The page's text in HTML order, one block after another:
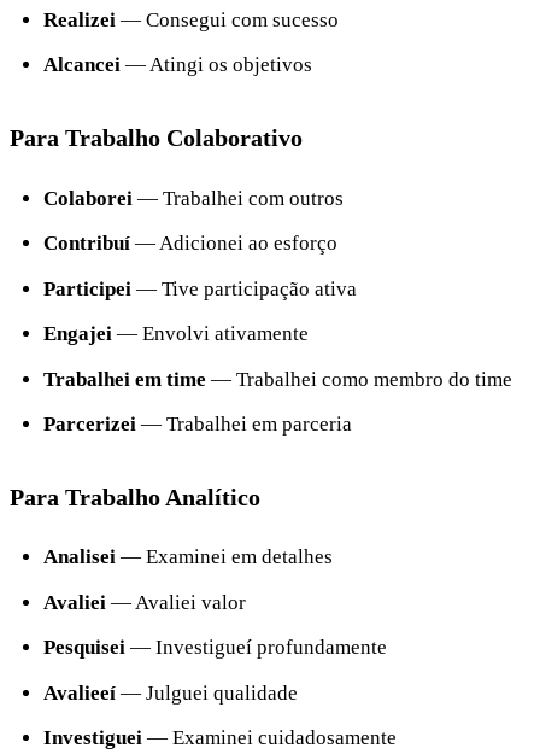
Realizei— Consegui com sucesso
Alcancei— Atingi os objetivos
Para Trabalho Colaborativo
Colaborei — Trabalhei com outros
Contribuí— Adicionei ao esforço
Participei — Tive participação ativa
Engajei— Envolvi ativamente
Trabalhei em time — Trabalhei como membro do time
Parcerizei— Trabalhei em parceria
Para Trabalho Analítico
Analisei— Examinei em detalhes
Avaliei— Avaliei valor
Pesquisei— Investigueí profundamente
Avalieeí— Julguei qualidade
Investiguei— Examinei cuidadosamente